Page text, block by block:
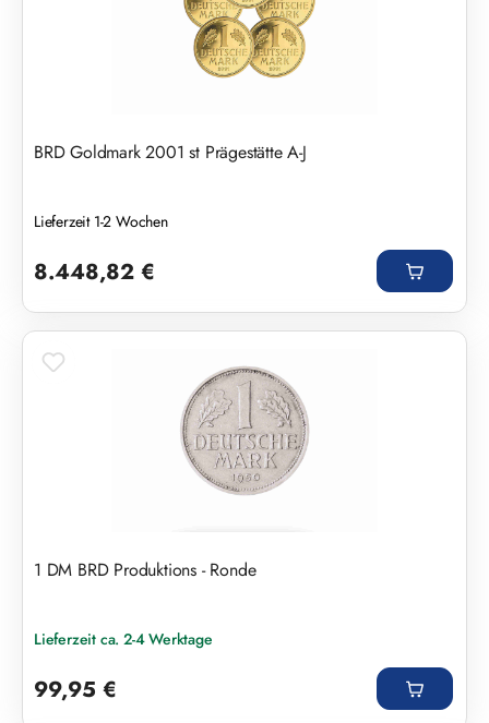
BRD Goldmark 2001 st Prägestätte A-J
Lieferzeit 1-2 Wochen
8.448,82 €
1 DM BRD Produktions - Ronde
Lieferzeit ca. 2-4 Werktage
99,95 €